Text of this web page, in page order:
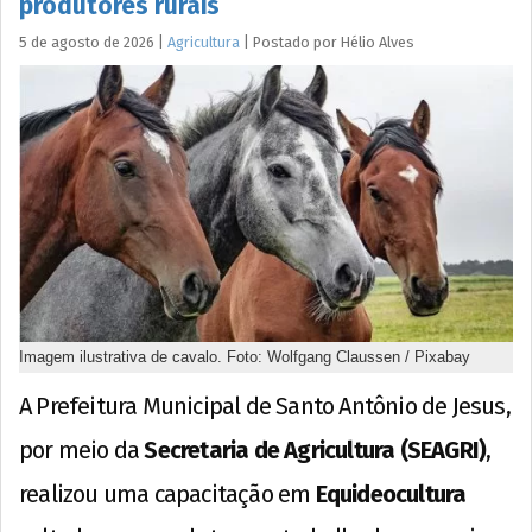
5 de agosto de 2026 Agricultura Postado por Hélio Alves
Imagem ilustrativa de cavalo. Foto: Wolfgang Claussen / Pixabay
A Prefeitura Municipal de Santo Antônio de Jesus,
por meio daSecretaria de Agricultura (SEAGRI),
realizou uma capacitação em Equideocultura